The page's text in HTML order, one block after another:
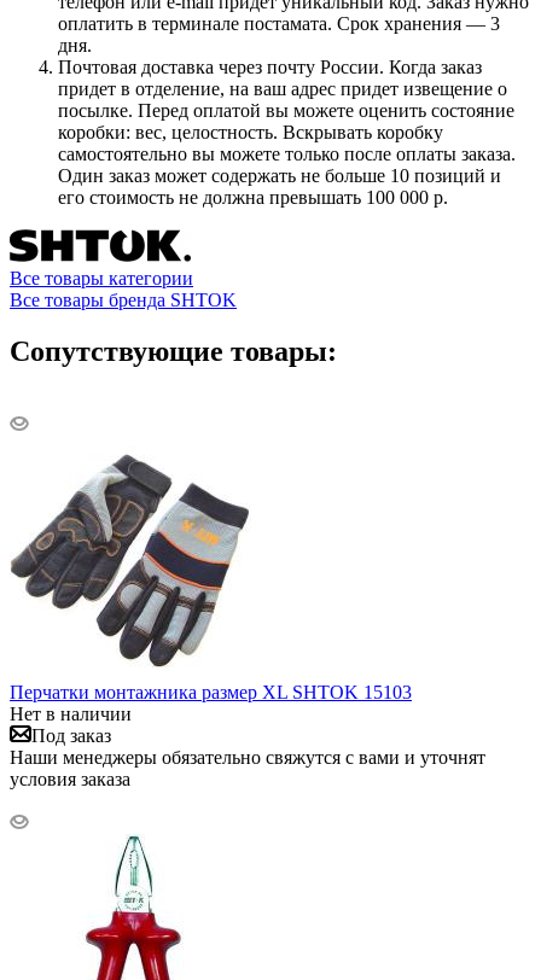
оплатить в терминале постамата. Срок хранения — 3
дня.
Почтовая доставка через почту России. Когда заказ
придет в отделение, на ваш адрес придет извещение о
посылке. Перед оплатой вы можете оценить состояние
коробки: вес, целостность. Вскрывать коробку
самостоятельно вы можете только после оплаты заказа.
Один заказ может содержать не больше 10 позиций и
его стоимость не должна превышать 100 000 р.
Все товары категории
Все товары бренда SHTOK
Сопутствующие товары:
Перчатки монтажника размер XL SHTOK 15103
Нет в наличии
Под заказ
Наши менеджеры обязательно свяжутся с вами и уточнят
условия заказа